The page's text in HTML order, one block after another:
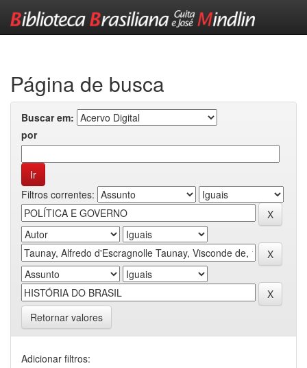
Página de busca
Buscar em:
por
Filtros correntes:
Retornar valores
Adicionar filtros: